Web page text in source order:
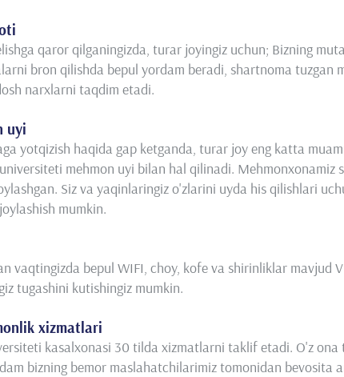
qaror qilganingizda, turar joyingiz uchun; Bizning
bron qilishda bepul yordam beradi, shartnoma tuzgan
narxlarni taqdim etadi.
uyi
yotqizish haqida gap ketganda, turar joy eng katta
mehmon uyi bilan hal qilinadi. Mehmonxonamiz
Siz va yaqinlaringiz o'zlarini uyda his qilishlari
mumkin.
vaqtingizda bepul WIFI, choy, kofe va shirinliklar mavjud
tugashini kutishingiz mumkin.
xizmatlari
kasalxonasi 30 tilda xizmatlarni taklif etadi. O'z ona
bizning bemor maslahatchilarimiz tomonidan bevosita